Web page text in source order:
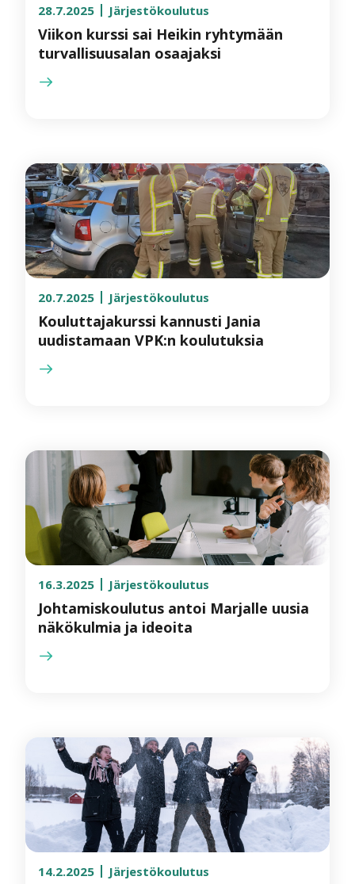
28.7.2025 Järjestökoulutus
Viikon kurssi sai Heikin ryhtymään
turvallisuusalan osaajaksi
20.7.2025 Järjestökoulutus
Kouluttajakurssi kannusti Jania
uudistamaan VPK:n koulutuksia
16.3.2025 Järjestökoulutus
Johtamiskoulutus antoi Marjalle uusia
näkökulmia ja ideoita
14.2.2025 Järjestökoulutus